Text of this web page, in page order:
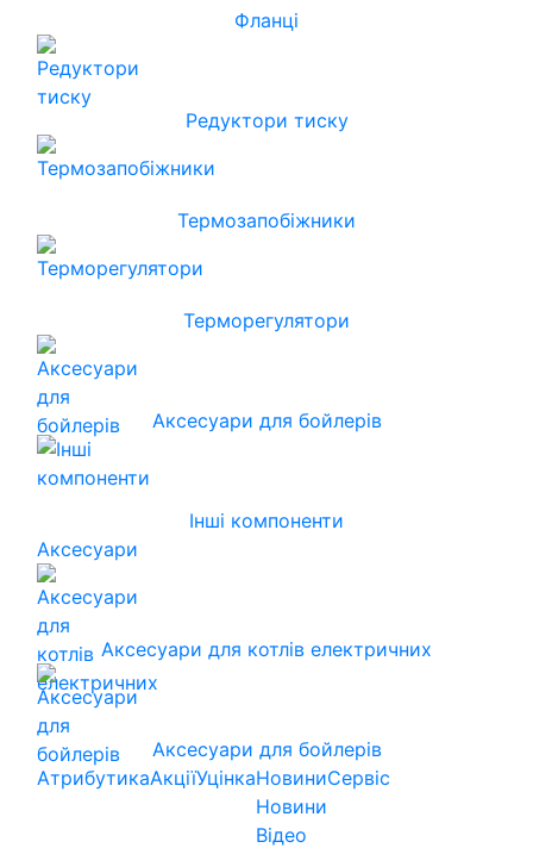
Фланці
Редуктори тиску
Термозапобіжники
Терморегулятори
Аксесуари для бойлерів
Інші компоненти
Аксесуари
Аксесуари для котлів електричних
Аксесуари для бойлерів
АтрибутикаАкціїУцінкаНовини
Новини
Відео
Сервіс